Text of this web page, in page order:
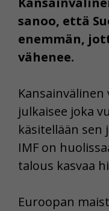
sanoo, että
enemmän,
vähenee.
julkaisee joka
käsitellään sen
IMF on
talous kasvaa
Euroopan